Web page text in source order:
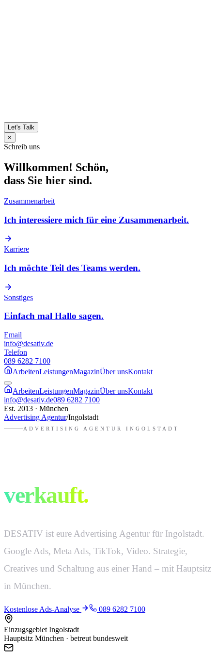
Let's Talk
×
Schreib uns
Willkommen! Schön,
dass Sie hier sind.
Zusammenarbeit
Ich interessiere mich für eine Zusammenarbeit.
Karriere
Ich möchte Teil des Teams werden.
Sonstiges
Einfach mal Hallo sagen.
Email
info@desativ.de
Telefon
089 6282 7100
ArbeitenLeistungenMagazinÜber unsKontakt
ArbeitenLeistungenMagazinÜber unsKontakt
info@desativ.de089 6282 7100
Est. 2013 · München
Advertising Agentur/Ingolstadt
ADVERTISING AGENTUR INGOLSTADT
verkauft.
DESATIV ist eure Advertising Agentur für Ingolstadt.
Google Ads, Meta Ads, TikTok, Video. Strategie,
Creatives und Schaltung aus einer Hand – mit Hauptsitz
in München.
Kostenlose Ads-Analyse 089 6282 7100
Einzugsgebiet Ingolstadt
Hauptsitz München · betreut bundesweit